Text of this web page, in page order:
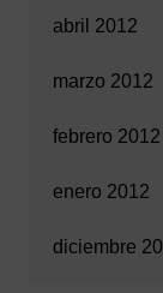
abril 2012
marzo 2012
febrero 2012
enero 2012
diciembre